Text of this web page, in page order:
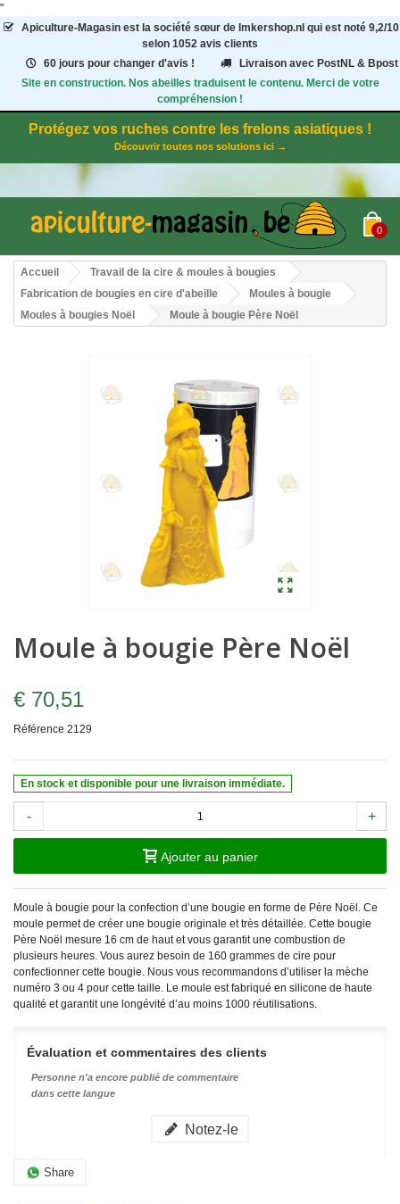
"
Apiculture-Magasinest la société sœur de Imkershop.nl qui est noté 9,2/10
selon 1052 avis clients
60 jours pour changer d'avis !
Livraison avec PostNL & Bpost
Site en construction. Nos abeilles traduisent le contenu. Merci de votre
compréhension !
Protégez vos ruches contre les frelons asiatiques !
Découvrir toutes nos solutions ici →
0
Accueil
Travail de la cire & moules à bougies
Fabrication de bougies en cire d'abeille
Moules à bougie
Moules à bougies Noël
Moule à bougie Père Noël
Moule à bougie Père Noël
€ 70,51
Référence 2129
En stock et disponible pour une livraison immédiate.
- +
Ajouter au panier
Moule à bougie pour la confection d’une bougie en forme de Père Noël. Ce
moule permet de créer une bougie originale et très détaillée. Cette bougie
Père Noël mesure 16 cm de haut et vous garantit une combustion de
plusieurs heures. Vous aurez besoin de 160 grammes de cire pour
confectionner cette bougie. Nous vous recommandons d’utiliser la mèche
numéro 3 ou 4 pour cette taille. Le moule est fabriqué en silicone de haute
qualité et garantit une longévité d’au moins 1000 réutilisations.
Évaluation et commentaires des clients
Personne n'a encore publié de commentaire
dans cette langue
Notez-le
Share